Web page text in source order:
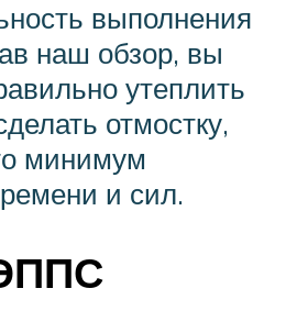
выполнения
наш обзор, вы
утеплить
отмостку,
минимум
и сил.